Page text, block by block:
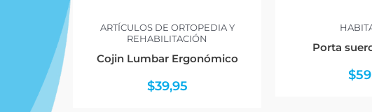
ARTÍCULOS DE ORTOPEDIA Y
REHABILITACIÓN
Cojin Lumbar Ergonómico
$39,95
Porta
$